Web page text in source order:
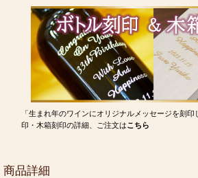
「生まれ年のワインにオリジナルメッセージを刻
印・木箱刻印の詳細、ご注文はこちら
商品詳細